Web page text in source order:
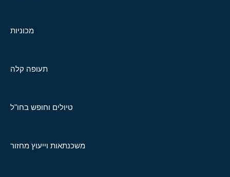
מכוניות
תעופה קלה
טיולים וחופש בחו"ל
משכנתאות וייעוץ מחזור